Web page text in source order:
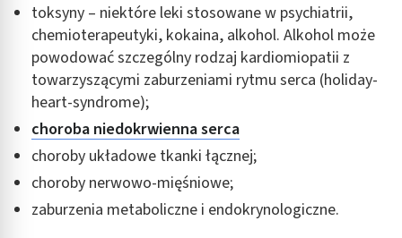
toksyny – niektóre leki stosowane w psychiatrii,
chemioterapeutyki, kokaina, alkohol. Alkohol może
powodować szczególny rodzaj kardiomiopatii z
towarzyszącymi zaburzeniami rytmu serca (holiday-
heart-syndrome);
choroba niedokrwienna serca
choroby układowe tkanki łącznej;
choroby nerwowo-mięśniowe;
zaburzenia metaboliczne i endokrynologiczne.